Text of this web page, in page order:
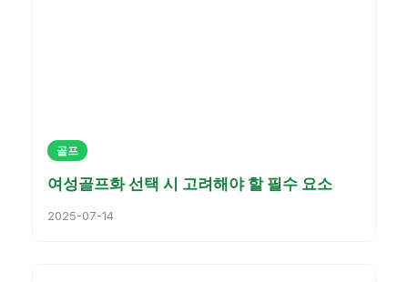
골프
여성골프화 선택 시 고려해야 할 필수 요소
2025-07-14